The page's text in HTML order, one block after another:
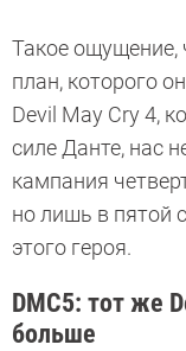
Такое ощущение,
план, которого
Devil May Cry 4,
силе Данте, нас
кампания
но лишь в пятой
этого героя.
DMC5: тот же
больше